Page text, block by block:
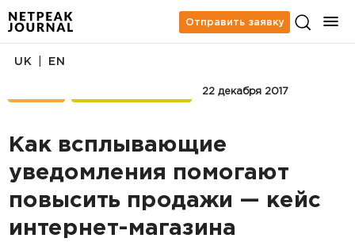
Отправить заявку
22 декабря 2017
UK EN
Как всплывающие
уведомления помогают
повысить продажи — кейс
интернет-магазина